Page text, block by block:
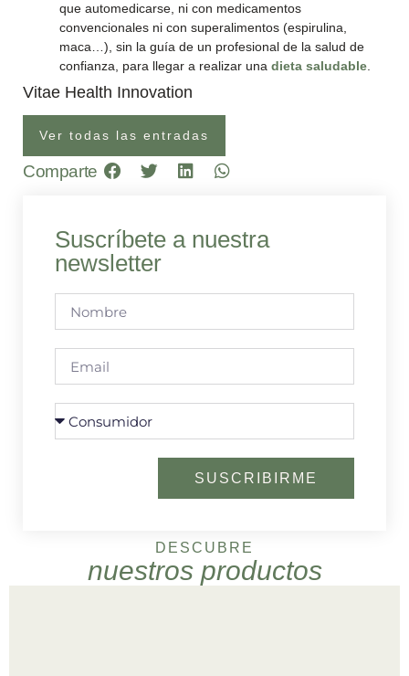
que automedicarse, ni con medicamentos
convencionales ni con superalimentos (espirulina,
maca…), sin la guía de un profesional de la salud de
confianza, para llegar a realizar una dieta saludable
Vitae Health Innovation
Ver todas las entradas
Comparte
Suscríbete a nuestra
newsletter
SUSCRIBIRME
DESCUBRE
nuestros productos